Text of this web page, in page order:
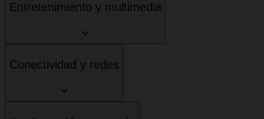
Entretenimiento y multimedia
Conectividad y redes